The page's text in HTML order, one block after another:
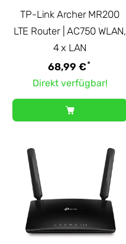
TP-Link Archer MR200
LTE Router | AC750 WLAN,
4 x LAN
68,99 €*
Direkt verfügbar!